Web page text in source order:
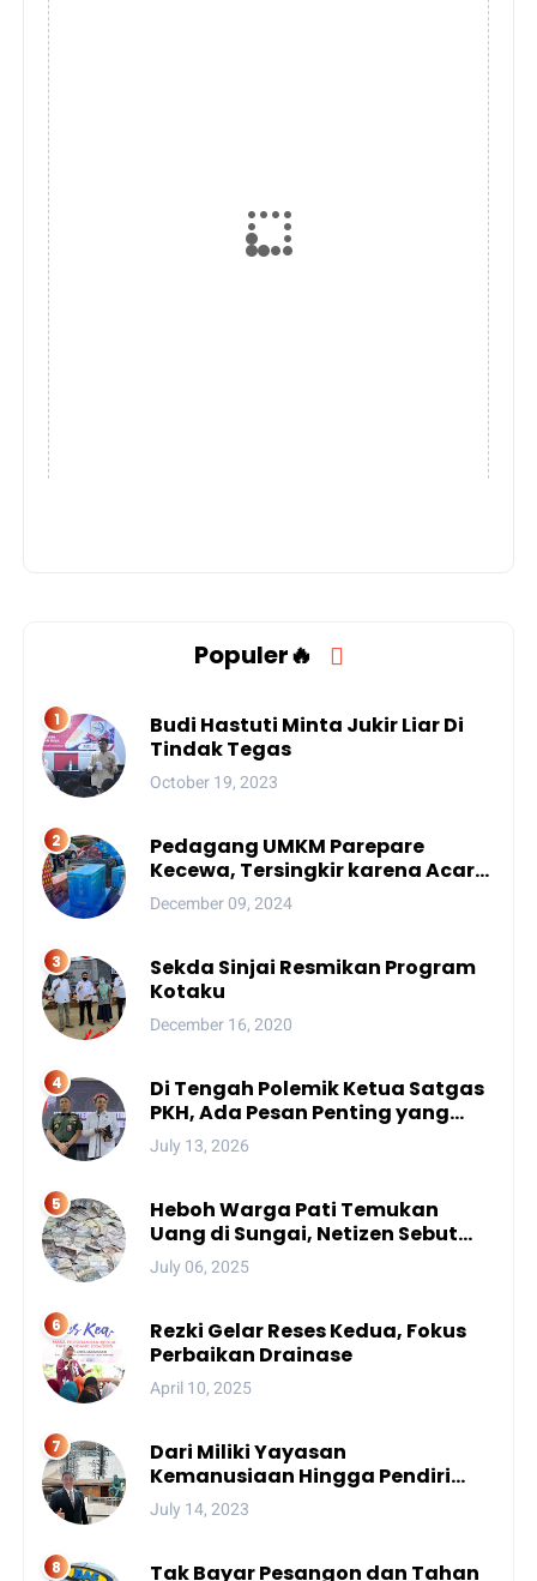
Populer🔥
Budi Hastuti Minta Jukir Liar Di
Tindak Tegas
October 19, 2023
Pedagang UMKM Parepare
Kecewa, Tersingkir karena Acara
Besar
December 09, 2024
Sekda Sinjai Resmikan Program
Kotaku
December 16, 2020
Di Tengah Polemik Ketua Satgas
PKH, Ada Pesan Penting yang
Ditegaskan ke Publik
July 13, 2026
Heboh Warga Pati Temukan
Uang di Sungai, Netizen Sebut
Fenomena Aneh
July 06, 2025
Rezki Gelar Reses Kedua, Fokus
Perbaikan Drainase
April 10, 2025
Dari Miliki Yayasan
Kemanusiaan Hingga Pendiri
Unhan, Begini Profil Bro Rivai
Putra Sulsel Yang Promosi
July 14, 2023
Tak Bayar Pesangon dan Tahan